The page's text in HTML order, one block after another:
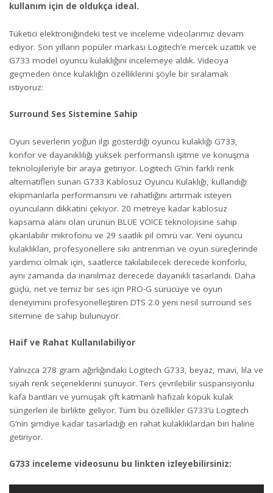
kullanım için de oldukça ideal.
Tüketici elektroniğindeki test ve inceleme videolarımız devam
ediyor. Son yılların popüler markası Logitech’e mercek uzattık ve
G733 model oyuncu kulaklığını incelemeye aldık. Videoya
geçmeden önce kulaklığın özelliklerini şöyle bir sıralamak
istiyoruz:
Surround Ses Sistemine Sahip
Oyun severlerin yoğun ilgi gösterdiği oyuncu kulaklığı G733,
konfor ve dayanıklılığı yüksek performanslı işitme ve konuşma
teknolojileriyle bir araya getiriyor. Logitech G’nin farklı renk
alternatifleri sunan G733 Kablosuz Oyuncu Kulaklığı, kullandığı
ekipmanlarla performansını ve rahatlığını artırmak isteyen
oyuncuların dikkatini çekiyor. 20 metreye kadar kablosuz
kapsama alanı olan ürünün BLUE VO!CE teknolojisine sahip
çıkarılabilir mikrofonu ve 29 saatlik pil ömrü var. Yeni oyuncu
kulaklıkları, profesyonellere sıkı antrenman ve oyun süreçlerinde
yardımcı olmak için, saatlerce takılabilecek derecede konforlu,
aynı zamanda da inanılmaz derecede dayanıklı tasarlandı. Daha
güçlü, net ve temiz bir ses için PRO-G sürücüye ve oyun
deneyimini profesyonelleştiren DTS 2.0 yeni nesil surround ses
sitemine de sahip bulunuyor.
Haif ve Rahat Kullanılabiliyor
Yalnızca 278 gram ağırlığındaki Logitech G733, beyaz, mavi, lila ve
siyah renk seçeneklerini sunuyor. Ters çevrilebilir süspansiyonlu
kafa bantları ve yumuşak çift katmanlı hafızalı köpük kulak
süngerleri ile birlikte geliyor. Tüm bu özellikler G733’ü Logitech
G’nin şimdiye kadar tasarladığı en rahat kulaklıklardan biri haline
getiriyor.
G733 inceleme videosunu bu linkten izleyebilirsiniz: